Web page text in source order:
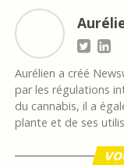
Aurélien a créé
par les régulations
du cannabis, il a
plante et de ses